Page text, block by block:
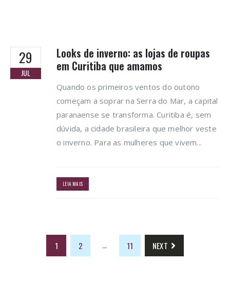
29
JUL
Looks de inverno: as lojas de roupas
em Curitiba que amamos
Quando os primeiros ventos do outono
começam a soprar na Serra do Mar, a capital
paranaense se transforma. Curitiba é, sem
dúvida, a cidade brasileira que melhor veste
o inverno. Para as mulheres que vivem...
LEIA MAIS
1 2 … 11 NEXT